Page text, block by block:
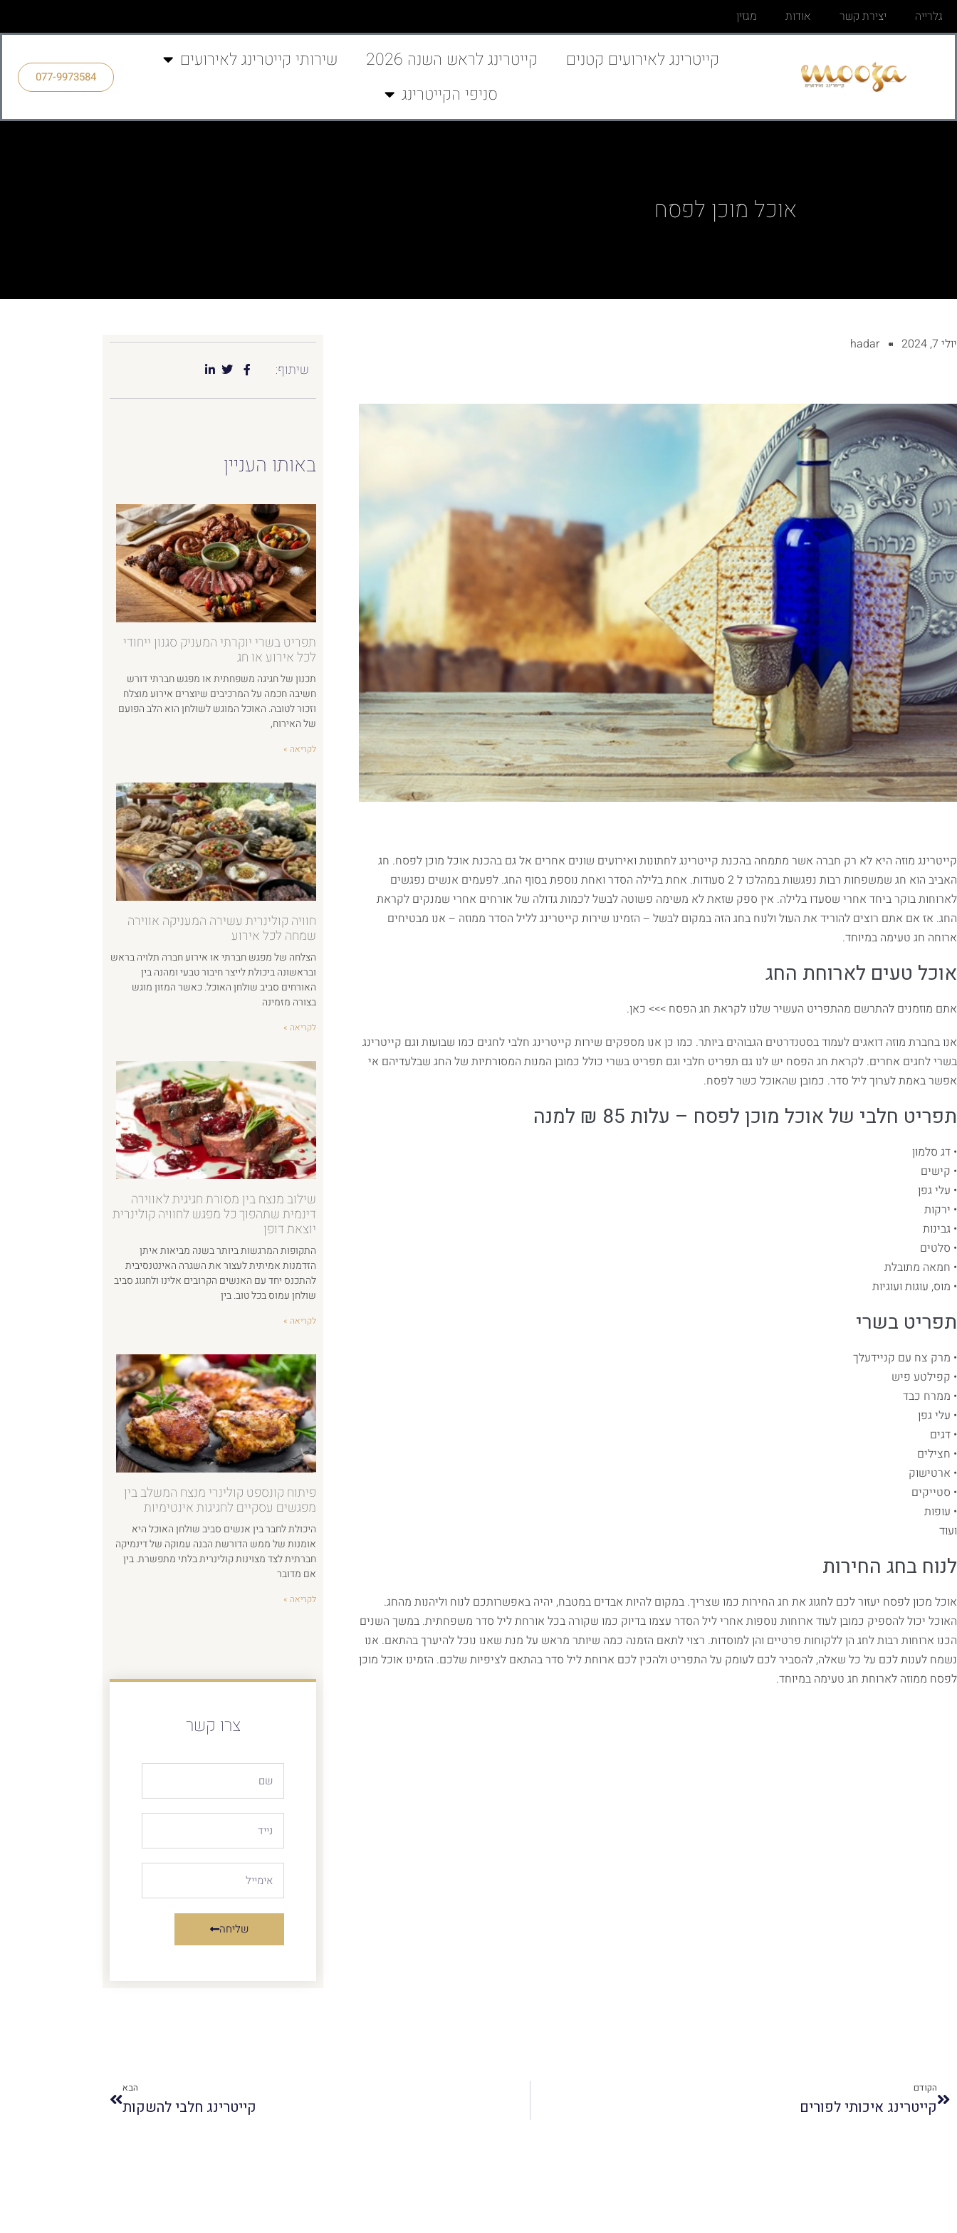
גלרייה יצירת קשר אודות מגזין
קייטרינג לאירועים קטנים קייטרינג לראש השנה 2026
שירותי קייטרינג לאירועים
סניפי הקייטרינג
077-9973584
אוכל מוכן לפסח
יולי 7, 2024 hadar
קייטרינג מוזה היא לא רק חברה אשר מתמחה בהכנת קייטרינג לחתונות ואירועים שונים אחרים אל גם בהכנת אוכל מוכן לפסח. חג
האביב הוא חג שמשפחות רבות נפגשות במהלכו ל 2 סעודות. אחת בלילה הסדר ואחת נוספת בסוף החג. לפעמים אנשים נפגשים
לארוחות בוקר ביחד אחרי שסעדו בלילה. אין ספק שזאת לא משימה פשוטה לבשל לכמות גדולה של אורחים אחרי שמנקים לקראת
החג. אז אם אתם רוצים להוריד את העול ולנוח בחג הזה במקום לבשל – הזמינו שירות קייטרינג לליל הסדר ממוזה – אנו מבטיחים
ארוחה חג טעימה במיוחד.
אוכל טעים לארוחת החג
אתם מוזמנים להתרשם מהתפריט העשיר שלנו לקראת חג הפסח >>> כאן.
אנו בחברת מוזה דואגים לעמוד בסטנדרטים הגבוהים ביותר. כמו כן אנו מספקים שירות קייטרינג חלבי לחגים כמו שבועות וגם קייטרינג
בשרי לחגים אחרים. לקראת חג הפסח יש לנו גם תפריט חלבי וגם תפריט בשרי כולל כמובן המנות המסורתיות של החג שבלעדיהם אי
אפשר באמת לערוך ליל סדר. כמובן שהאוכל כשר לפסח.
תפריט חלבי של אוכל מוכן לפסח – עלות 85 ₪ למנה
• דג סלמון
• קישים
• עלי גפן
• ירקות
• גבינות
• סלטים
• חמאה מתובלת
• מוס, עוגות ועוגיות
תפריט בשרי
• מרק צח עם קניידעלך
• קפילטע פיש
• ממרח כבד
• עלי גפן
• דגים
• חצילים
• ארטישוק
• סטייקים
• עופות
ועוד
לנוח בחג החירות
אוכל מכון לפסח יעזור לכם לחגוג את חג החירות כמו שצריך. במקום להיות אבדים במטבח, יהיה באפשרותכם לנוח וליהנות מהחג.
האוכל יכול להספיק כמובן לעוד ארוחות נוספות אחרי ליל הסדר עצמו בדיוק כמו שקורה בכל אורחת ליל סדר משפחתית. במשך השנים
הכנו ארוחות רבות לחג הן ללקוחות פרטיים והן למוסדות. רצוי לתאם הזמנה כמה שיותר מראש על מנת שאנו נוכל להיערך בהתאם. אנו
נשמח לענות לכם על כל שאלה, להסביר לכם לעומק על התפריט ולהכין לכם ארוחת ליל סדר בהתאם לציפיות שלכם. הזמינו אוכל מוכן
לפסח ממוזה לארוחת חג טעימה במיוחד.
שיתוף:
באותו העניין
תפריט בשרי יוקרתי המעניק סגנון ייחודי
לכל אירוע או חג
תכנון של חגיגה משפחתית או מפגש חברתי דורש
חשיבה חכמה על המרכיבים שיוצרים אירוע מוצלח
וזכור לטובה. האוכל המוגש לשולחן הוא הלב הפועם
של האירוח,
לקריאה »
חוויה קולינרית עשירה המעניקה אווירה
שמחה לכל אירוע
הצלחה של מפגש חברתי או אירוע חברה תלויה בראש
ובראשונה ביכולת לייצר חיבור טבעי ומהנה בין
האורחים סביב שולחן האוכל. כאשר המזון מוגש
בצורה מזמינה
לקריאה »
שילוב מנצח בין מסורת חגיגית לאווירה
דינמית שתהפוך כל מפגש לחוויה קולינרית
יוצאת דופן
התקופות המרגשות ביותר בשנה מביאות איתן
הזדמנות אמיתית לעצור את השגרה האינטנסיבית
להתכנס יחד עם האנשים הקרובים אלינו ולחגוג סביב
שולחן עמוס בכל טוב. בין
לקריאה »
פיתוח קונספט קולינרי מנצח המשלב בין
מפגשים עסקיים לחגיגות אינטימיות
היכולת לחבר בין אנשים סביב שולחן האוכל היא
אומנות של ממש הדורשת הבנה עמוקה של דינמיקה
חברתית לצד מצוינות קולינרית בלתי מתפשרת. בין
אם מדובר
לקריאה »
צרו קשר
שליחה
הקודם
קייטרינג איכותי לפורים
הבא
קייטרינג חלבי להשקות